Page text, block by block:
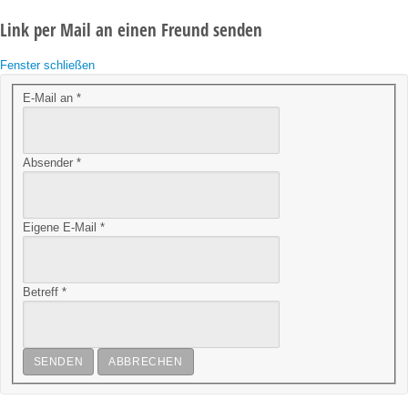
Link per Mail an einen Freund senden
Fenster schließen
E-Mail an*
Absender*
Eigene E-Mail *
Betreff*
SENDEN ABBRECHEN